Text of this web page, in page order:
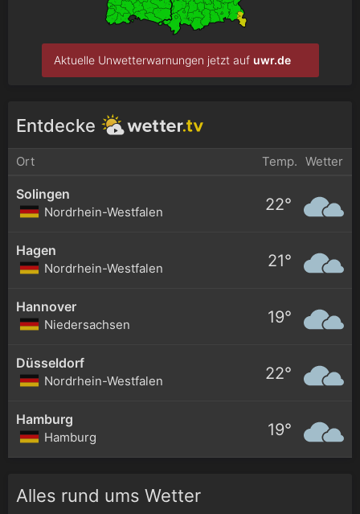
Aktuelle Unwetterwarnungen jetzt auf uwr.de
Entdecke
Ort Temp. Wetter
Solingen
Nordrhein-Westfalen 22°
Hagen
Nordrhein-Westfalen 21°
Hannover
Niedersachsen 19°
Düsseldorf
Nordrhein-Westfalen 22°
Hamburg
Hamburg 19°
Alles rund ums Wetter